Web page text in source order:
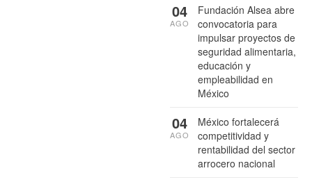
Fundación Alsea abre
convocatoria para
impulsar proyectos de
seguridad alimentaria,
educación y
empleabilidad en
México
04
AGO
México fortalecerá
competitividad y
rentabilidad del sector
arrocero nacional
04
AGO